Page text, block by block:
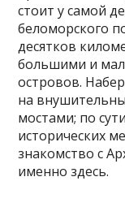
стоит у самой
беломорского
десятков
большими и
островов.
на
мостами; по
исторических
знакомство с
именно здесь.